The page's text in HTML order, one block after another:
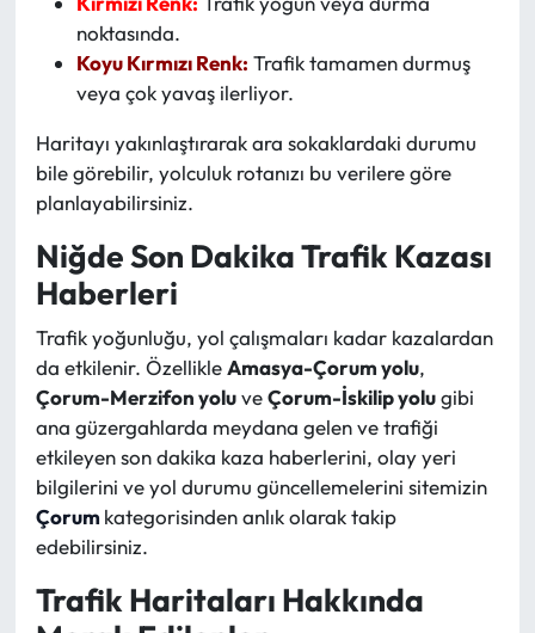
noktasında.
Koyu Kırmızı Renk: Trafik tamamen durmuş
veya çok yavaş ilerliyor.
Haritayı yakınlaştırarak ara sokaklardaki durumu
bile görebilir, yolculuk rotanızı bu verilere göre
planlayabilirsiniz.
Niğde Son Dakika Trafik Kazası
Haberleri
Trafik yoğunluğu, yol çalışmaları kadar kazalardan
da etkilenir. ÖzellikleAmasya-Çorum yolu,
Çorum-Merzifon yoluveÇorum-İskilip yolugibi
ana güzergahlarda meydana gelen ve trafiği
etkileyen son dakika kaza haberlerini, olay yeri
bilgilerini ve yol durumu güncellemelerini sitemizin
Çorum kategorisinden anlık olarak takip
edebilirsiniz.
Trafik Haritaları Hakkında